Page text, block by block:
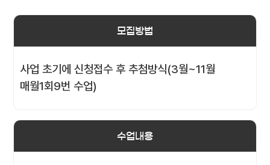
모집방법
사업 초기에 신청접수 후 추첨방식(3월~11월
매월1회9번 수업)
수업내용